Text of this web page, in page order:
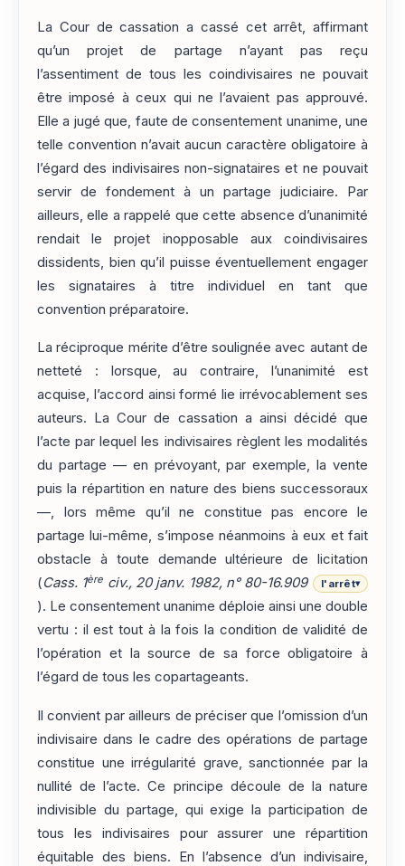
La Cour de cassation a cassé cet arrêt, affirmant
qu’un projet de partage n’ayant pas reçu
l’assentiment de tous les coindivisaires ne pouvait
être imposé à ceux qui ne l’avaient pas approuvé.
Elle a jugé que, faute de consentement unanime, une
telle convention n’avait aucun caractère obligatoire à
l’égard des indivisaires non-signataires et ne pouvait
servir de fondement à un partage judiciaire. Par
ailleurs, elle a rappelé que cette absence d’unanimité
rendait le projet inopposable aux coindivisaires
dissidents, bien qu’il puisse éventuellement engager
les signataires à titre individuel en tant que
convention préparatoire.
La réciproque mérite d’être soulignée avec autant de
netteté : lorsque, au contraire, l’unanimité est
acquise, l’accord ainsi formé lie irrévocablement ses
auteurs. La Cour de cassation a ainsi décidé que
l’acte par lequel les indivisaires règlent les modalités
du partage — en prévoyant, par exemple, la vente
puis la répartition en nature des biens successoraux
—, lors même qu’il ne constitue pas encore le
partage lui-même, s’impose néanmoins à eux et fait
obstacle à toute demande ultérieure de licitation
(Cass. 1ère civ., 20 janv. 1982, n° 80-16.909 l'arrêt▾
). Le consentement unanime déploie ainsi une double
vertu : il est tout à la fois la condition de validité de
l’opération et la source de sa force obligatoire à
l’égard de tous les copartageants.
Il convient par ailleurs de préciser que l’omission d’un
indivisaire dans le cadre des opérations de partage
constitue une irrégularité grave, sanctionnée par la
nullité de l’acte. Ce principe découle de la nature
indivisible du partage, qui exige la participation de
tous les indivisaires pour assurer une répartition
équitable des biens. En l’absence d’un indivisaire,